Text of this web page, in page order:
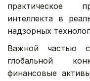
практическое
интеллекта в
надзорных
Важной частью
глобальной
финансовые